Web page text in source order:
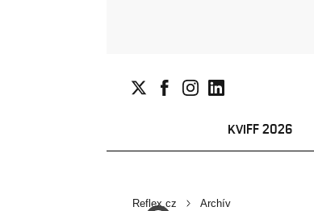
KVIFF 2026
Reflex.cz Archív